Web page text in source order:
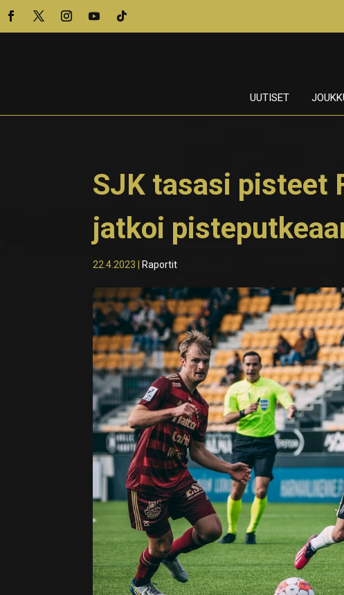
UUTISET
SJK tasasi pisteet
jatkoi
22.4.2023 Raportit